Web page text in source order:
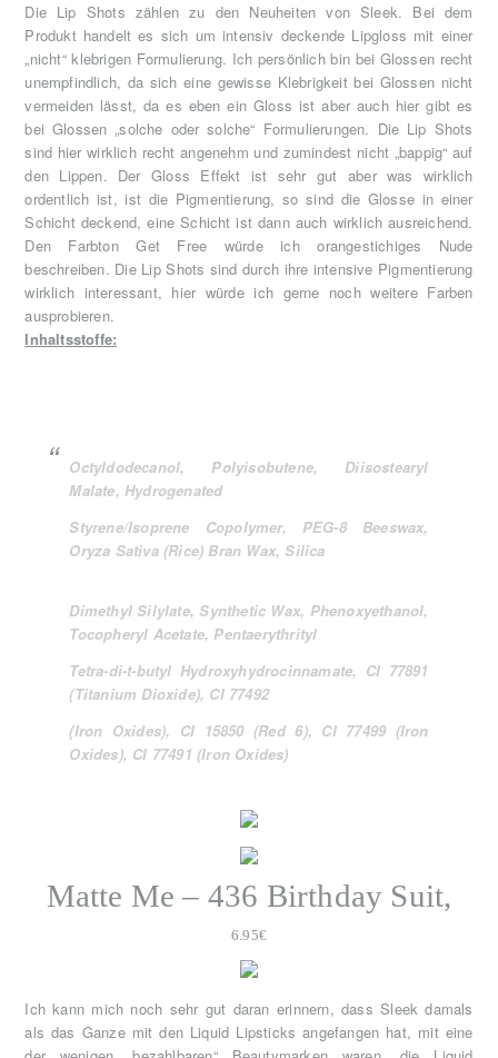
Die Lip Shots zählen zu den Neuheiten von Sleek. Bei dem
Produkt handelt es sich um intensiv deckende Lipgloss mit einer
„nicht“ klebrigen Formulierung. Ich persönlich bin bei Glossen recht
unempfindlich, da sich eine gewisse Klebrigkeit bei Glossen nicht
vermeiden lässt, da es eben ein Gloss ist aber auch hier gibt es
bei Glossen „solche oder solche“ Formulierungen. Die Lip Shots
sind hier wirklich recht angenehm und zumindest nicht „bappig“ auf
den Lippen. Der Gloss Effekt ist sehr gut aber was wirklich
ordentlich ist, ist die Pigmentierung, so sind die Glosse in einer
Schicht deckend, eine Schicht ist dann auch wirklich ausreichend.
Den Farbton Get Free würde ich orangestichiges Nude
beschreiben. Die Lip Shots sind durch ihre intensive Pigmentierung
wirklich interessant, hier würde ich gerne noch weitere Farben
ausprobieren.
Inhaltsstoffe:
Octyldodecanol, Polyisobutene, Diisostearyl
Malate, Hydrogenated
Styrene/Isoprene Copolymer, PEG-8 Beeswax,
Oryza Sativa (Rice) Bran Wax, Silica
Dimethyl Silylate, Synthetic Wax, Phenoxyethanol,
Tocopheryl Acetate, Pentaerythrityl
Tetra-di-t-butyl Hydroxyhydrocinnamate, CI 77891
(Titanium Dioxide), CI 77492
(Iron Oxides), CI 15850 (Red 6), CI 77499 (Iron
Oxides), CI 77491 (Iron Oxides)
Matte Me – 436 Birthday Suit,
6.95€
Ich kann mich noch sehr gut daran erinnern, dass Sleek damals
als das Ganze mit den Liquid Lipsticks angefangen hat, mit eine